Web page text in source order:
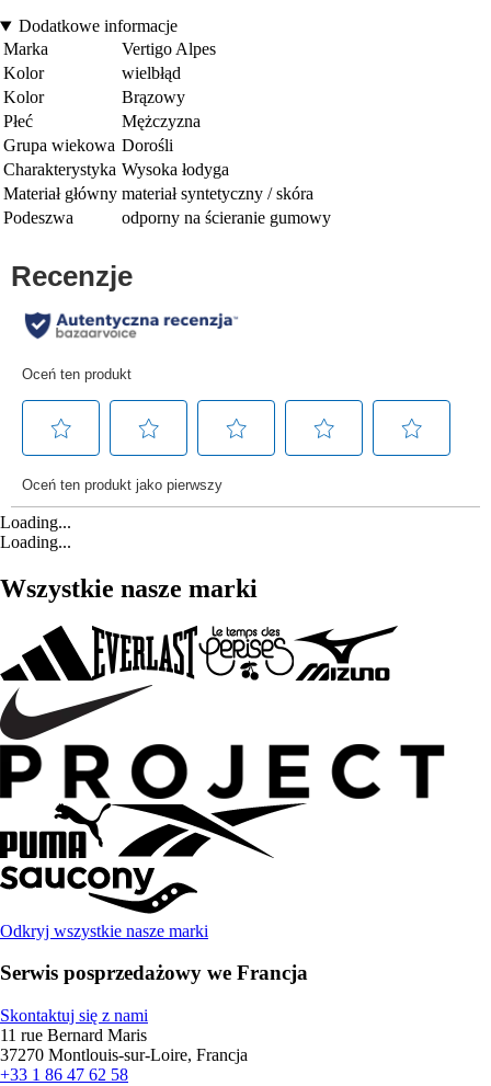
Dodatkowe informacje
Marka
Vertigo Alpes
Kolor
wielbłąd
Kolor
Brązowy
Płeć
Mężczyzna
Grupa wiekowa Dorośli
Charakterystyka Wysoka łodyga
Materiał główny materiał syntetyczny / skóra
Podeszwa
odporny na ścieranie gumowy
Loading...
Loading...
Wszystkie nasze marki
Odkryj wszystkie nasze marki
Serwis posprzedażowy we Francja
Skontaktuj się z nami
11 rue Bernard Maris
37270 Montlouis-sur-Loire, Francja
+33 1 86 47 62 58